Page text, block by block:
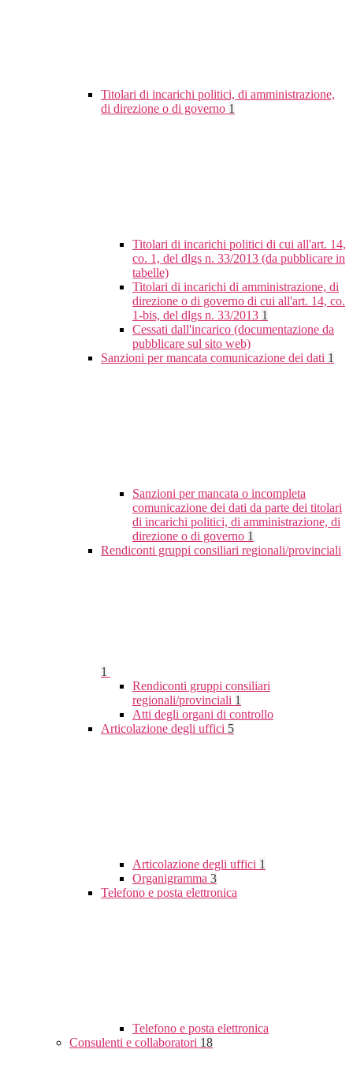
Titolari di incarichi politici, di amministrazione,
di direzione o di governo 1
Titolari di incarichi politici di cui all'art. 14,
co. 1, del dlgs n. 33/2013 (da pubblicare in
tabelle)
Titolari di incarichi di amministrazione, di
direzione o di governo di cui all'art. 14, co.
1-bis, del dlgs n. 33/2013 1
Cessati dall'incarico (documentazione da
pubblicare sul sito web)
Sanzioni per mancata comunicazione dei dati 1
Sanzioni per mancata o incompleta
comunicazione dei dati da parte dei titolari
di incarichi politici, di amministrazione, di
direzione o di governo 1
Rendiconti gruppi consiliari regionali/provinciali
1
Rendiconti gruppi consiliari
regionali/provinciali 1
Atti degli organi di controllo
Articolazione degli uffici 5
Articolazione degli uffici 1
Organigramma 3
Telefono e posta elettronica
Telefono e posta elettronica
Consulenti e collaboratori 18